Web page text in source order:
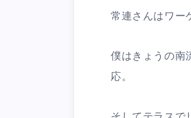
常連さんはワー
僕はきょうの南
応。